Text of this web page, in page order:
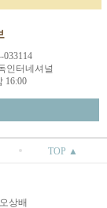
033114
인터네셔널
16:00
TOP ▲
상배